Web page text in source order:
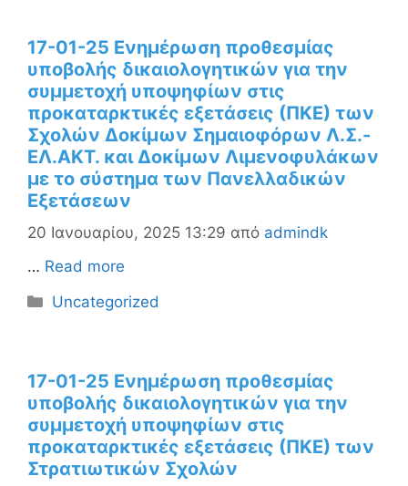
17-01-25 Ενημέρωση προθεσμίας
υποβολής δικαιολογητικών για την
συμμετοχή υποψηφίων στις
προκαταρκτικές εξετάσεις (ΠΚΕ) των
Σχολών Δοκίμων Σημαιοφόρων Λ.Σ.-
ΕΛ.ΑΚΤ. και Δοκίμων Λιμενοφυλάκων
με το σύστημα των Πανελλαδικών
Εξετάσεων
20 Ιανουαρίου, 2025 13:29 από admindk
… Read more
Κατηγορίες
Uncategorized
17-01-25 Ενημέρωση προθεσμίας
υποβολής δικαιολογητικών για την
συμμετοχή υποψηφίων στις
προκαταρκτικές εξετάσεις (ΠΚΕ) των
Στρατιωτικών Σχολών